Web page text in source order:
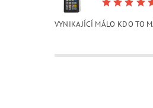
VYNIKAJÍCÍ MÁLO KDO TO